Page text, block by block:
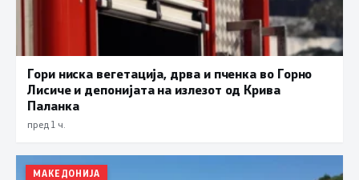
Гори ниска вегетација, дрва и пченка во Горно
Лисиче и депонијата на излезот од Крива
Паланка
пред 1 ч.
МАКЕДОНИЈА